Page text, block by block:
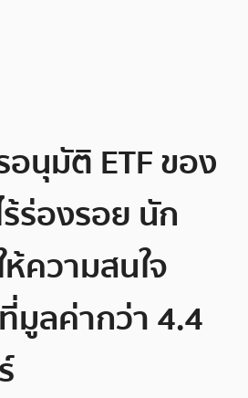
นุมัติ ETF ของ
ร่องรอย นัก
ความสนใจ
มูลค่ากว่า 4.4